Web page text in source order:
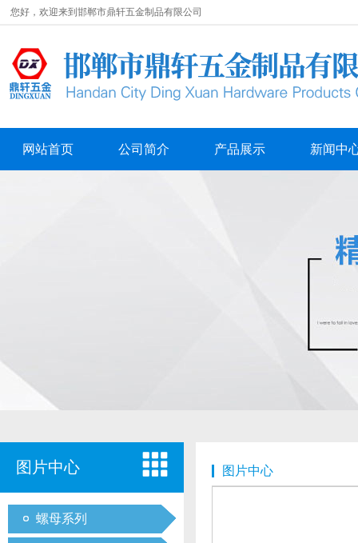
您好，欢迎来到邯郸市鼎轩五金制品有限公司
网站首页 公司简介 产品展示 新闻中
图片中心
螺母系列
图片中心